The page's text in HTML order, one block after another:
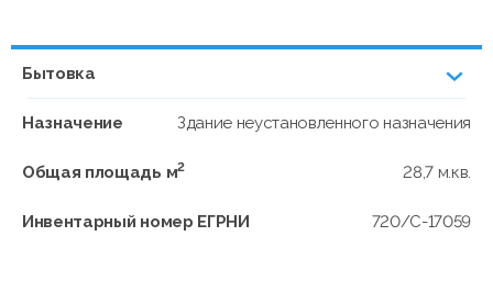
Бытовка
Назначение Здание неустановленного назначения
Общая площадь м2 28,7 м.кв.
Инвентарный номер ЕГРНИ 720/C-17059